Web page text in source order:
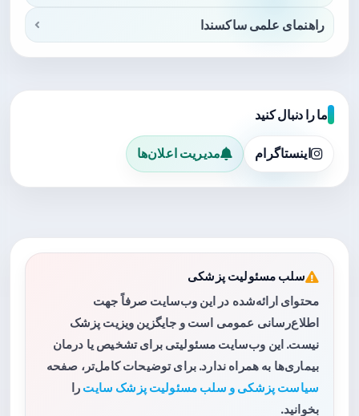
راهنمای علمی ساکسندا
ما را دنبال کنید
اینستاگرام مدیریت اعلان‌ها
سلب مسئولیت پزشکی
محتوای ارائه‌شده در این وب‌سایت صرفاً جهت
اطلاع‌رسانی عمومی است و جایگزین ویزیت پزشک
نیست. این وب‌سایت مسئولیتی برای تشخیص یا درمان
بیماری‌ها به همراه ندارد. برای توضیحات کامل‌تر، صفحه
سیاست پزشکی و سلب مسئولیت پزشک سایت را
بخوانید.